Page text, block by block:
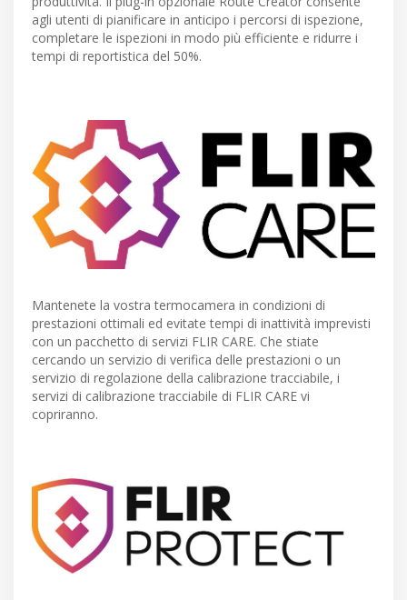
agli utenti di pianificare in anticipo i percorsi di ispezione,
completare le ispezioni in modo più efficiente e ridurre i
tempi di reportistica del 50%.
Mantenete la vostra termocamera in condizioni di
prestazioni ottimali ed evitate tempi di inattività imprevisti
con un pacchetto di servizi FLIR CARE. Che stiate
cercando un servizio di verifica delle prestazioni o un
servizio di regolazione della calibrazione tracciabile, i
servizi di calibrazione tracciabile di FLIR CARE vi
copriranno.